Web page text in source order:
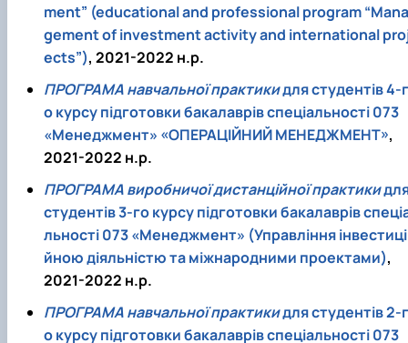
ment” (educational and professional program “Mana
gement of investment activity and international
ects”), 2021-2022 н.р.
ПРОГРАМА навчальної практикидля студентів 4-г
о курсу підготовки бакалаврів спеціальності 073
«Менеджмент» «ОПЕРАЦІЙНИЙ МЕНЕДЖМЕНТ»,
2021-2022 н.р.
ПРОГРАМА виробничої дистанційної практики
студентів 3-го курсу підготовки бакалаврів
льності 073 «Менеджмент» (Управління інвестиці
йною діяльністю та міжнародними проектами),
2021-2022 н.р.
ПРОГРАМА навчальної практикидля студентів 2-г
о курсу підготовки бакалаврів спеціальності 073